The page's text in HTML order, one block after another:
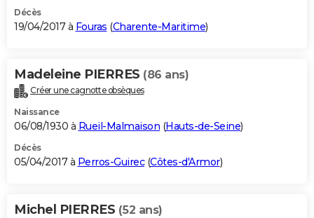
Décès
19/04/2017 à Fouras (Charente-Maritime)
Madeleine PIERRES (86 ans)
Créer une cagnotte obsèques
Naissance
06/08/1930 à Rueil-Malmaison (Hauts-de-Seine)
Décès
05/04/2017 à Perros-Guirec(Côtes-d'Armor)
Michel PIERRES (52 ans)